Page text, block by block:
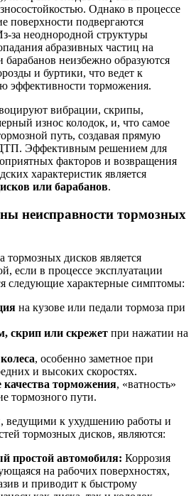
Однако в процессе
поверхности подвергаются
за неоднородной структуры
абразивных частиц на
барабанов неизбежно образуются
и буртики, что ведет к
эффективности торможения.
вибрации, скрипы,
износ колодок, и, что самое
путь, создавая прямую
Эффективным решением для
факторов и возвращения
характеристик является
или барабанов.
неисправности тормозных
тормозных дисков является
если в процессе эксплуатации
следующие характерные симптомы:
на кузове или педали тормоза при
скрип или скрежет при нажатии на
, особенно заметное при
и высоких скоростях.
качества торможения, «ватность»
тормозного пути.
к ухудшению работы и
тормозных дисков, являются:
простой автомобиля: Коррозия
на рабочих поверхностях,
и приводит к быстрому